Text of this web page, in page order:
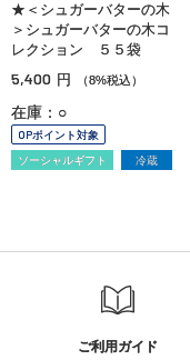
★＜シュガーバターの木
＞シュガーバターの木コ
レクション ５５袋
5,400 円 （8%税込）
在庫：○
OPポイント対象
ソーシャルギフト
冷蔵
ご利用ガイド